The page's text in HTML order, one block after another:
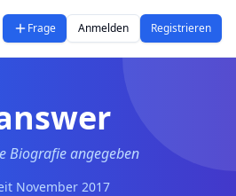
Frage Anmelden Registrieren
Biografie angegeben
November 2017